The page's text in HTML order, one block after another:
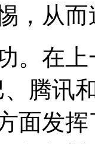
，从
。在
腾讯
面发